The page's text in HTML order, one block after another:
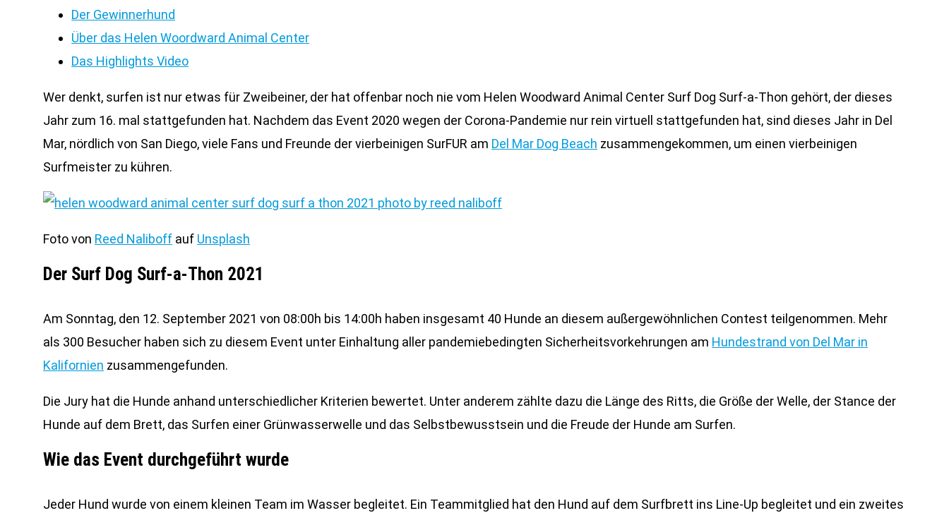
Der Gewinnerhund
Über das Helen Woordward Animal Center
Das Highlights Video
Wer denkt, surfen ist nur etwas für Zweibeiner, der hat offenbar noch nie vom Helen Woodward Animal Center Surf Dog Surf-a-Thon gehört, der dieses
Jahr zum 16. mal stattgefunden hat. Nachdem das Event 2020 wegen der Corona-Pandemie nur rein virtuell stattgefunden hat, sind dieses Jahr in Del
Mar, nördlich von San Diego, viele Fans und Freunde der vierbeinigen SurFUR am Del Mar Dog Beach zusammengekommen, um einen vierbeinigen
Surfmeister zu kühren.
Foto von Reed Naliboff auf Unsplash
Der Surf Dog Surf-a-Thon 2021
Am Sonntag, den 12. September 2021 von 08:00h bis 14:00h haben insgesamt 40 Hunde an diesem außergewöhnlichen Contest teilgenommen. Mehr
als 300 Besucher haben sich zu diesem Event unter Einhaltung aller pandemiebedingten Sicherheitsvorkehrungen am Hundestrand von Del Mar in
Kalifornien zusammengefunden.
Die Jury hat die Hunde anhand unterschiedlicher Kriterien bewertet. Unter anderem zählte dazu die Länge des Ritts, die Größe der Welle, der Stance der
Hunde auf dem Brett, das Surfen einer Grünwasserwelle und das Selbstbewusstsein und die Freude der Hunde am Surfen.
Wie das Event durchgeführt wurde
Jeder Hund wurde von einem kleinen Team im Wasser begleitet. Ein Teammitglied hat den Hund auf dem Surfbrett ins Line-Up begleitet und ein zweites